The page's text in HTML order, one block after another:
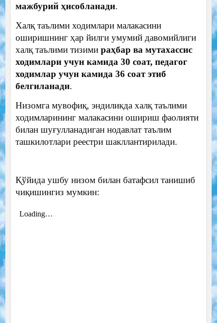
мажбурий ҳисобланади.
Халқ таълими ходимлари малакасини
оширишнинг ҳар йилги умумий давомийлиги
халқ таълими тизими раҳбар ва мутахассис
ходимлари учун камида 30 соат, педагог
ходимлар учун камида 36 соат этиб
белгиланади.
Низомга мувофиқ, эндиликда халқ таълими
ходимларининг малакасини ошириш фаолияти
билан шуғулланадиган нодавлат таълим
ташкилотлари реестри шакллантирилади.
Қўйида ушбу низом билан батафсил танишиб
чиқишингиз мумкин: